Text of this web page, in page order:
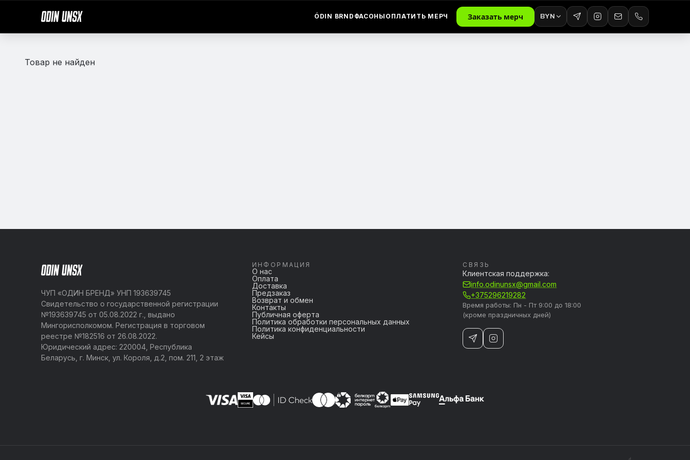
ÓDIN BRND ФАСОНЫ ОПЛАТИТЬ МЕРЧ Заказать мерч BYN
Товар не найден
ЧУП «ОДИН БРЕНД» УНП 193639745
Свидетельство о государственной регистрации
№193639745 от 05.08.2022 г., выдано
Мингорисполкомом. Регистрация в торговом
реестре №182516 от 26.08.2022.
Юридический адрес: 220004, Республика
Беларусь, г. Минск, ул. Короля, д.2, пом. 211, 2 этаж
ИНФОРМАЦИЯ
О нас
Оплата
Доставка
Предзаказ
Возврат и обмен
Контакты
Публичная оферта
Политика обработки персональных данных
Политика конфиденциальности
Кейсы
СВЯЗЬ
Клиентская поддержка:
info.odinunsx@gmail.com
+375296219282
Время работы: Пн - Пт 9:00 до 18:00
(кроме праздничных дней)